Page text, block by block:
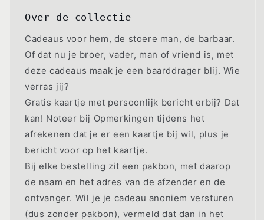
Over de collectie
Cadeaus voor hem, de stoere man, de barbaar.
Of dat nu je broer, vader, man of vriend is, met
deze cadeaus maak je een baarddrager blij. Wie
verras jij?
Gratis kaartje met persoonlijk bericht erbij? Dat
kan! Noteer bij Opmerkingen tijdens het
afrekenen dat je er een kaartje bij wil, plus je
bericht voor op het kaartje.
Bij elke bestelling zit een pakbon, met daarop
de naam en het adres van de afzender en de
ontvanger. Wil je je cadeau anoniem versturen
(dus zonder pakbon), vermeld dat dan in het